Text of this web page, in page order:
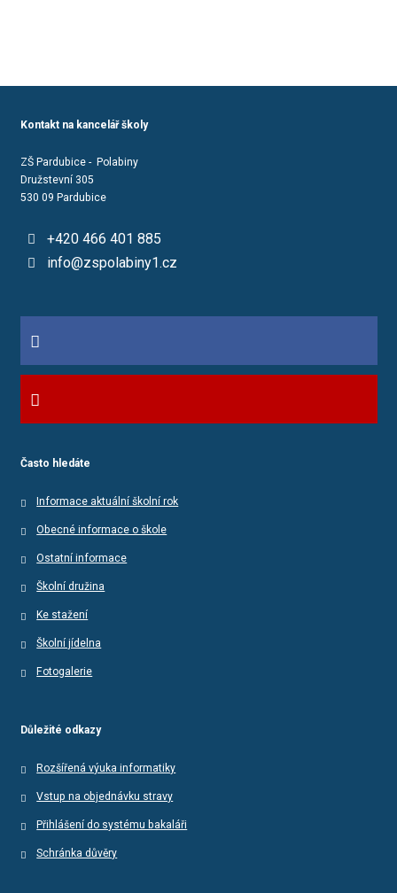
Kontakt na kancelář školy
ZŠ Pardubice - Polabiny
Družstevní 305
530 09 Pardubice
+420 466 401 885
info@zspolabiny1.cz
Často hledáte
Informace aktuální školní rok
Obecné informace o škole
Ostatní informace
Školní družina
Ke stažení
Školní jídelna
Fotogalerie
Důležité odkazy
Rozšířená výuka informatiky
Vstup na objednávku stravy
Přihlášení do systému bakaláři
Schránka důvěry